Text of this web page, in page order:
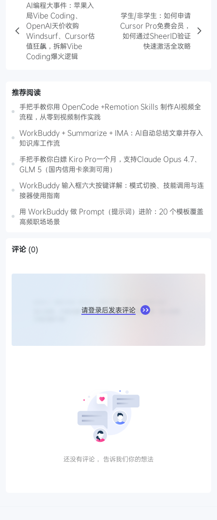
AI编程大事件：苹果入
局Vibe Coding、
OpenAI天价收购
Windsurf、Cursor估
值狂飙，拆解Vibe
Coding爆火逻辑
学生/非学生：如何申请
Cursor Pro免费会员，
如何通过SheerID验证
快速激活全攻略
推荐阅读
手把手教你用 OpenCode +Remotion Skills 制作AI视频全
流程，从零到视频制作实践
WorkBuddy + Summarize + IMA：AI自动总结文章并存入
知识库工作流
手把手教你白嫖 Kiro Pro一个月，支持Claude Opus 4.7、
GLM 5（国内信用卡亲测可用）
WorkBuddy 输入框六大按键详解：模式切换、技能调用与连
接器使用指南
用 WorkBuddy 做 Prompt（提示词）进阶：20 个模板覆盖
高频职场场景
评论 (0)
请登录后发表评论
还没有评论， 告诉我们你的想法